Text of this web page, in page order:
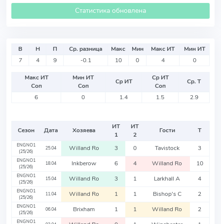
Статистика обновлена
В Н П Ср. разница Макс Мин Макс ИТ
Мин ИТ
7
4 9 -0.1 10 0 4 0
Макс ИТ
Соп
Мин ИТ
Соп
Ср ИТ
Ср ИТ
Соп
Ср. Т
6
0 1.4 1.5 2.9
Сезон Дата Хозяева
ИТ
1
ИТ
2
Гости Т
ENGNO1
(25/26)
25.04 Willand Ro 3 0 Tavistock 3
ENGNO1
(25/26)
18.04 Inkberow 6 4 Willand Ro 10
ENGNO1
(25/26)
15.04 Willand Ro 3 1 Larkhall A 4
ENGNO1
(25/26)
11.04 Willand Ro 1 1 Bishop's C 2
ENGNO1
(25/26)
06.04 Brixham 1 1 Willand Ro 2
ENGNO1